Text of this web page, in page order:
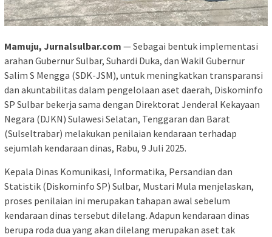
Mamuju, Jurnalsulbar.com — Sebagai bentuk implementasi
arahan Gubernur Sulbar, Suhardi Duka, dan Wakil Gubernur
Salim S Mengga (SDK-JSM), untuk meningkatkan transparansi
dan akuntabilitas dalam pengelolaan aset daerah, Diskominfo
SP Sulbar bekerja sama dengan Direktorat Jenderal Kekayaan
Negara (DJKN) Sulawesi Selatan, Tenggaran dan Barat
(Sulseltrabar) melakukan penilaian kendaraan terhadap
sejumlah kendaraan dinas, Rabu, 9 Juli 2025.
Kepala Dinas Komunikasi, Informatika, Persandian dan
Statistik (Diskominfo SP) Sulbar, Mustari Mula menjelaskan,
proses penilaian ini merupakan tahapan awal sebelum
kendaraan dinas tersebut dilelang. Adapun kendaraan dinas
berupa roda dua yang akan dilelang merupakan aset tak